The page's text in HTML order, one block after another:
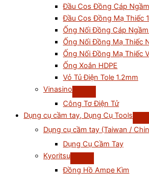
Đầu Cos Đồng Cáp
Đầu Cos Đồng Mạ Thiếc
Ống Nối Đồng Cáp
Ống Nối Đồng Mạ Thiếc
Ống Nối Đồng Mạ Thiếc
Ống Xoắn HDPE
Vỏ Tủ Điện Tole 1.2mm
Vinasino
Công Tơ Điện Tử
Dụng cụ cầm tay, Dụng Cụ Tools
Dụng cụ cầm tay (Taiwan /
Dụng Cụ Cầm Tay
Kyoritsu
Đồng Hồ Ampe Kìm